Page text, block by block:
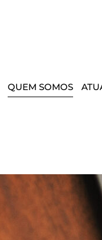
QUEM SOMOS